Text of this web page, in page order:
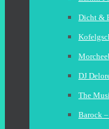
Dicht &
DJ
The
Barock